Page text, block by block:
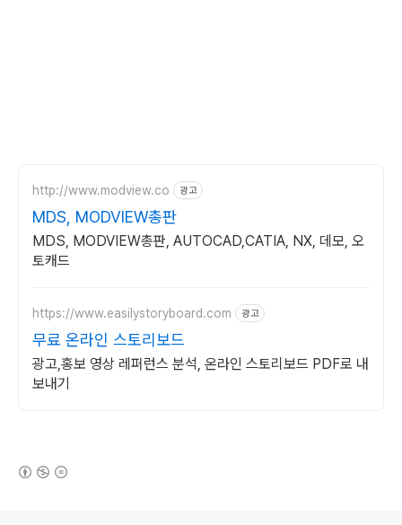
http://www.modview.co 광고
MDS, MODVIEW총판
MDS, MODVIEW총판, AUTOCAD,CATIA, NX, 데모, 오
토캐드
https://www.easilystoryboard.com 광고
무료 온라인 스토리보드
광고,홍보 영상 레퍼런스 분석, 온라인 스토리보드 PDF로 내
보내기